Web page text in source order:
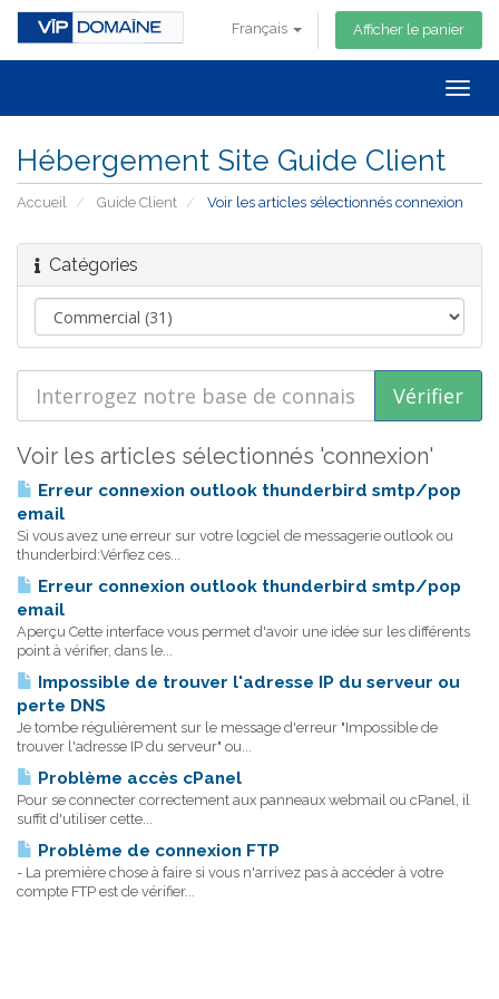
Français Afficher le panier
Hébergement Site Guide Client
Accueil Guide Client Voir les articles sélectionnés connexion
Catégories
Voir les articles sélectionnés 'connexion'
Erreur connexion outlook thunderbird smtp/pop
email
Si vous avez une erreur sur votre logciel de messagerie outlook ou
thunderbird:Vérfiez ces...
Erreur connexion outlook thunderbird smtp/pop
email
Aperçu Cette interface vous permet d'avoir une idée sur les différents
point à vérifier, dans le...
Impossible de trouver l'adresse IP du serveur ou
perte DNS
Je tombe régulièrement sur le message d'erreur "Impossible de
trouver l'adresse IP du serveur" ou...
Problème accès cPanel
Pour se connecter correctement aux panneaux webmail ou cPanel, il
suffit d'utiliser cette...
Problème de connexion FTP
- La première chose à faire si vous n'arrivez pas à accéder à votre
compte FTP est de vérifier...